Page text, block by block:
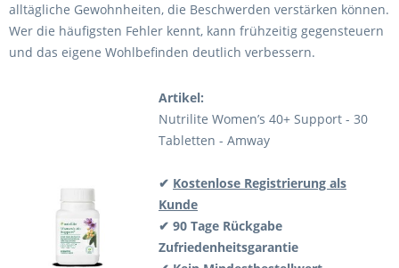
alltägliche Gewohnheiten, die Beschwerden verstärken können.
Wer die häufigsten Fehler kennt, kann frühzeitig gegensteuern
und das eigene Wohlbefinden deutlich verbessern.
Artikel:
Nutrilite Women’s 40+ Support - 30
Tabletten - Amway
✔ Kostenlose Registrierung als
Kunde
✔ 90 Tage Rückgabe
Zufriedenheitsgarantie